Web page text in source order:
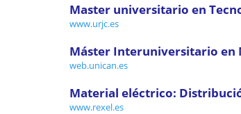
Master universitario en
www.urjc.es
Máster Interuniversitario en
web.unican.es
Material eléctrico:
www.rexel.es